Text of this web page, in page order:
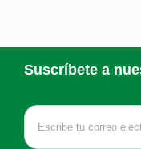
Suscríbete a